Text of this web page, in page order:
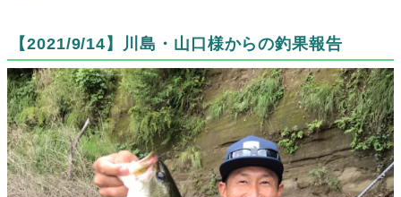
【2021/9/14】川島・山口様からの釣果報告